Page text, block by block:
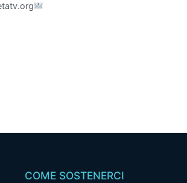
COME SOSTENERCI